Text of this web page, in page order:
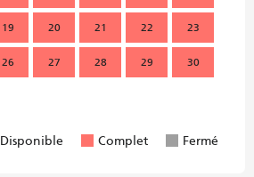
19 20 21 22 23
26 27 28 29 30
Disponible Complet Fermé